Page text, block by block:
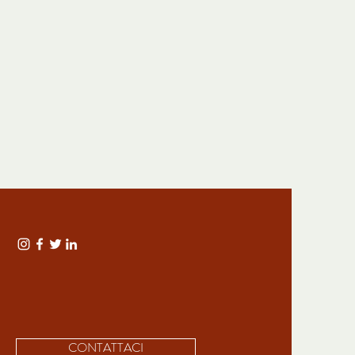
CONTATTACI